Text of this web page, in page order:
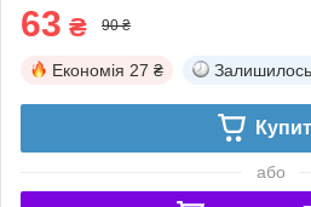
63 ₴ 90 ₴
Економія 27 ₴ Залишилось
або